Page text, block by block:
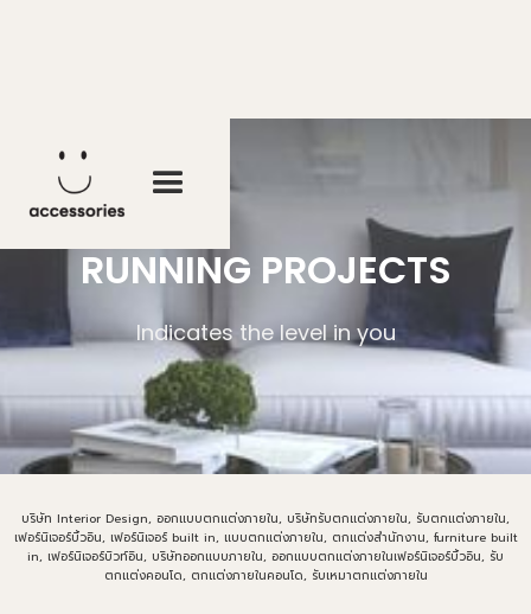
RUNNING PROJECTS
Indicates the level in you
บริษัท Interior Design, ออกแบบตกแต่งภายใน, บริษัทรับตกแต่งภายใน, รับตกแต่งภายใน,
เฟอร์นิเจอร์บิ้วอิน, เฟอร์นิเจอร์ built in, แบบตกแต่งภายใน, ตกแต่งสำนักงาน, furniture built
in, เฟอร์นิเจอร์บิวท์อิน, บริษัทออกแบบภายใน, ออกแบบตกแต่งภายในเฟอร์นิเจอร์บิ้วอิน, รับ
ตกแต่งคอนโด, ตกแต่งภายในคอนโด, รับเหมาตกแต่งภายใน